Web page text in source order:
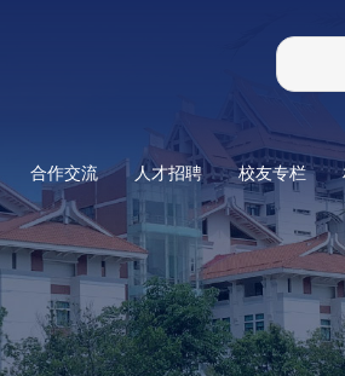
合作交流 人才招聘 校友专栏